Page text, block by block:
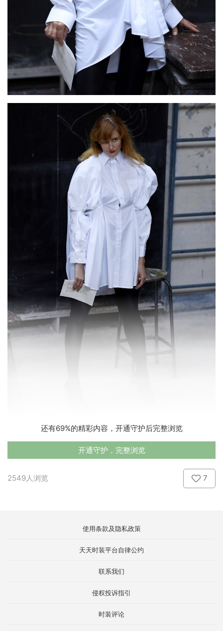
还有69%的精彩内容，开通守护后完整浏览
开通守护，完整浏览
2549人浏览 7
使用条款及隐私政策
天天时装平台自律公约
联系我们
侵权投诉指引
时装评论